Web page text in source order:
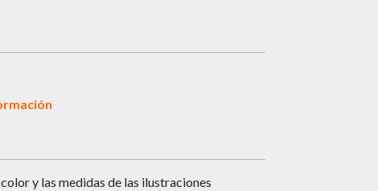
y las medidas de las ilustraciones